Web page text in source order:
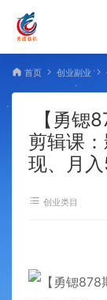
首页 创业副业
【勇锶
剪辑课
现、月
创业类目